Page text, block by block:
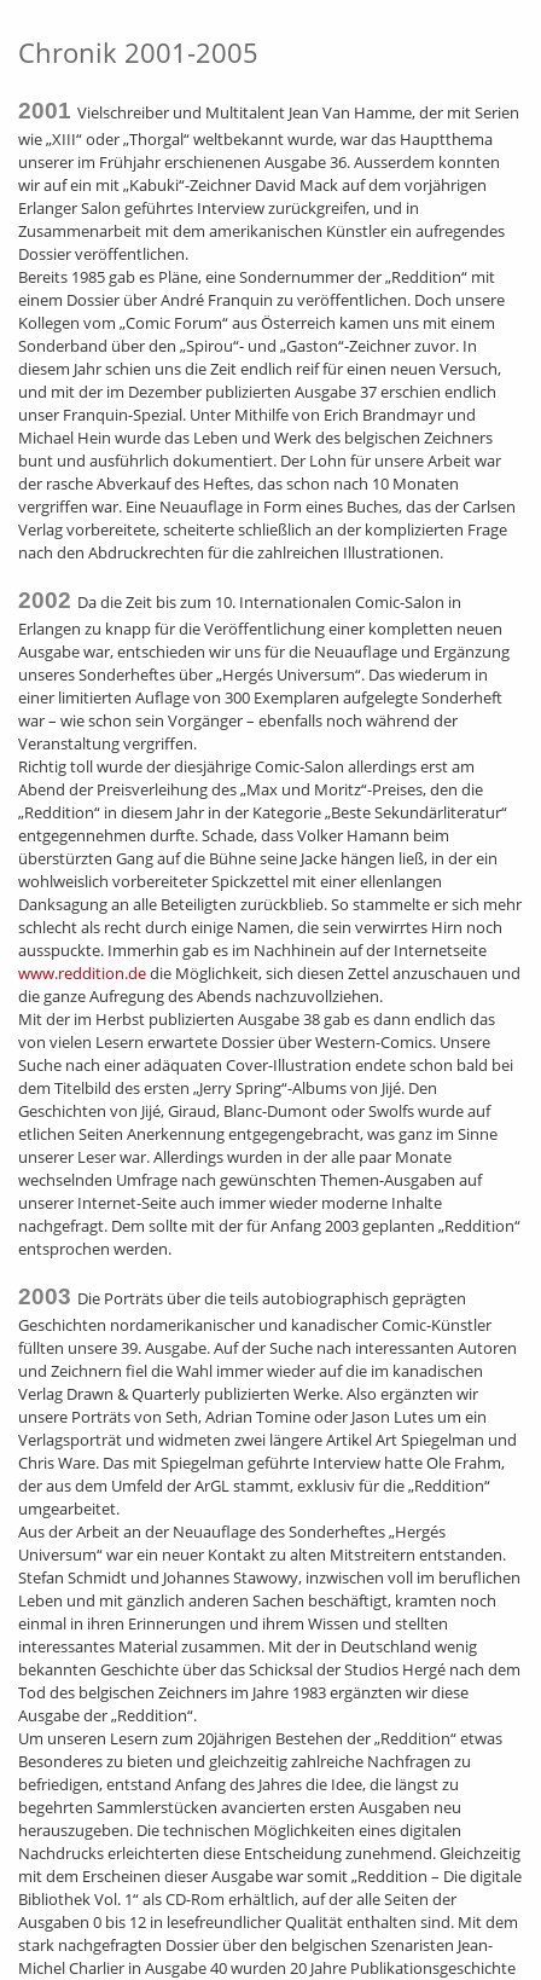
Chronik 2001-2005
2001 Vielschreiber und Multitalent Jean Van Hamme, der mit Serien
wie „XIII“ oder „Thorgal“ weltbekannt wurde, war das Hauptthema
unserer im Frühjahr erschienenen Ausgabe 36. Ausserdem konnten
wir auf ein mit „Kabuki“-Zeichner David Mack auf dem vorjährigen
Erlanger Salon geführtes Interview zurückgreifen, und in
Zusammenarbeit mit dem amerikanischen Künstler ein aufregendes
Dossier veröffentlichen.
Bereits 1985 gab es Pläne, eine Sondernummer der „Reddition“ mit
einem Dossier über André Franquin zu veröffentlichen. Doch unsere
Kollegen vom „Comic Forum“ aus Österreich kamen uns mit einem
Sonderband über den „Spirou“- und „Gaston“-Zeichner zuvor. In
diesem Jahr schien uns die Zeit endlich reif für einen neuen Versuch,
und mit der im Dezember publizierten Ausgabe 37 erschien endlich
unser Franquin-Spezial. Unter Mithilfe von Erich Brandmayr und
Michael Hein wurde das Leben und Werk des belgischen Zeichners
bunt und ausführlich dokumentiert. Der Lohn für unsere Arbeit war
der rasche Abverkauf des Heftes, das schon nach 10 Monaten
vergriffen war. Eine Neuauflage in Form eines Buches, das der Carlsen
Verlag vorbereitete, scheiterte schließlich an der komplizierten Frage
nach den Abdruckrechten für die zahlreichen Illustrationen.
2002 Da die Zeit bis zum 10. Internationalen Comic-Salon in
Erlangen zu knapp für die Veröffentlichung einer kompletten neuen
Ausgabe war, entschieden wir uns für die Neuauflage und Ergänzung
unseres Sonderheftes über „Hergés Universum“. Das wiederum in
einer limitierten Auflage von 300 Exemplaren aufgelegte Sonderheft
war – wie schon sein Vorgänger – ebenfalls noch während der
Veranstaltung vergriffen.
Richtig toll wurde der diesjährige Comic-Salon allerdings erst am
Abend der Preisverleihung des „Max und Moritz“-Preises, den die
„Reddition“ in diesem Jahr in der Kategorie „Beste Sekundärliteratur“
entgegennehmen durfte. Schade, dass Volker Hamann beim
überstürzten Gang auf die Bühne seine Jacke hängen ließ, in der ein
wohlweislich vorbereiteter Spickzettel mit einer ellenlangen
Danksagung an alle Beteiligten zurückblieb. So stammelte er sich mehr
schlecht als recht durch einige Namen, die sein verwirrtes Hirn noch
ausspuckte. Immerhin gab es im Nachhinein auf der Internetseite
www.reddition.dedie Möglichkeit, sich diesen Zettel anzuschauen und
die ganze Aufregung des Abends nachzuvollziehen.
Mit der im Herbst publizierten Ausgabe 38 gab es dann endlich das
von vielen Lesern erwartete Dossier über Western-Comics. Unsere
Suche nach einer adäquaten Cover-Illustration endete schon bald bei
dem Titelbild des ersten „Jerry Spring“-Albums von Jijé. Den
Geschichten von Jijé, Giraud, Blanc-Dumont oder Swolfs wurde auf
etlichen Seiten Anerkennung entgegengebracht, was ganz im Sinne
unserer Leser war. Allerdings wurden in der alle paar Monate
wechselnden Umfrage nach gewünschten Themen-Ausgaben auf
unserer Internet-Seite auch immer wieder moderne Inhalte
nachgefragt. Dem sollte mit der für Anfang 2003 geplanten „Reddition“
entsprochen werden.
2003 Die Porträts über die teils autobiographisch geprägten
Geschichten nordamerikanischer und kanadischer Comic-Künstler
füllten unsere 39. Ausgabe. Auf der Suche nach interessanten Autoren
und Zeichnern fiel die Wahl immer wieder auf die im kanadischen
Verlag Drawn & Quarterly publizierten Werke. Also ergänzten wir
unsere Porträts von Seth, Adrian Tomine oder Jason Lutes um ein
Verlagsporträt und widmeten zwei längere Artikel Art Spiegelman und
Chris Ware. Das mit Spiegelman geführte Interview hatte Ole Frahm,
der aus dem Umfeld der ArGL stammt, exklusiv für die „Reddition“
umgearbeitet.
Aus der Arbeit an der Neuauflage des Sonderheftes „Hergés
Universum“ war ein neuer Kontakt zu alten Mitstreitern entstanden.
Stefan Schmidt und Johannes Stawowy, inzwischen voll im beruflichen
Leben und mit gänzlich anderen Sachen beschäftigt, kramten noch
einmal in ihren Erinnerungen und ihrem Wissen und stellten
interessantes Material zusammen. Mit der in Deutschland wenig
bekannten Geschichte über das Schicksal der Studios Hergé nach dem
Tod des belgischen Zeichners im Jahre 1983 ergänzten wir diese
Ausgabe der „Reddition“.
Um unseren Lesern zum 20jährigen Bestehen der „Reddition“ etwas
Besonderes zu bieten und gleichzeitig zahlreiche Nachfragen zu
befriedigen, entstand Anfang des Jahres die Idee, die längst zu
begehrten Sammlerstücken avancierten ersten Ausgaben neu
herauszugeben. Die technischen Möglichkeiten eines digitalen
Nachdrucks erleichterten diese Entscheidung zunehmend. Gleichzeitig
mit dem Erscheinen dieser Ausgabe war somit „Reddition – Die digitale
Bibliothek Vol. 1“ als CD-Rom erhältlich, auf der alle Seiten der
Ausgaben 0 bis 12 in lesefreundlicher Qualität enthalten sind. Mit dem
stark nachgefragten Dossier über den belgischen Szenaristen Jean-
Michel Charlier in Ausgabe 40 wurden 20 Jahre Publikationsgeschichte